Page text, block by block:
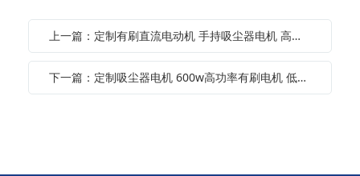
上一篇：定制有刷直流电动机 手持吸尘器电机 高功率高转速低噪音直流电机
下一篇：定制吸尘器电机 600w高功率有刷电机 低噪音高转速吸尘器直流电机